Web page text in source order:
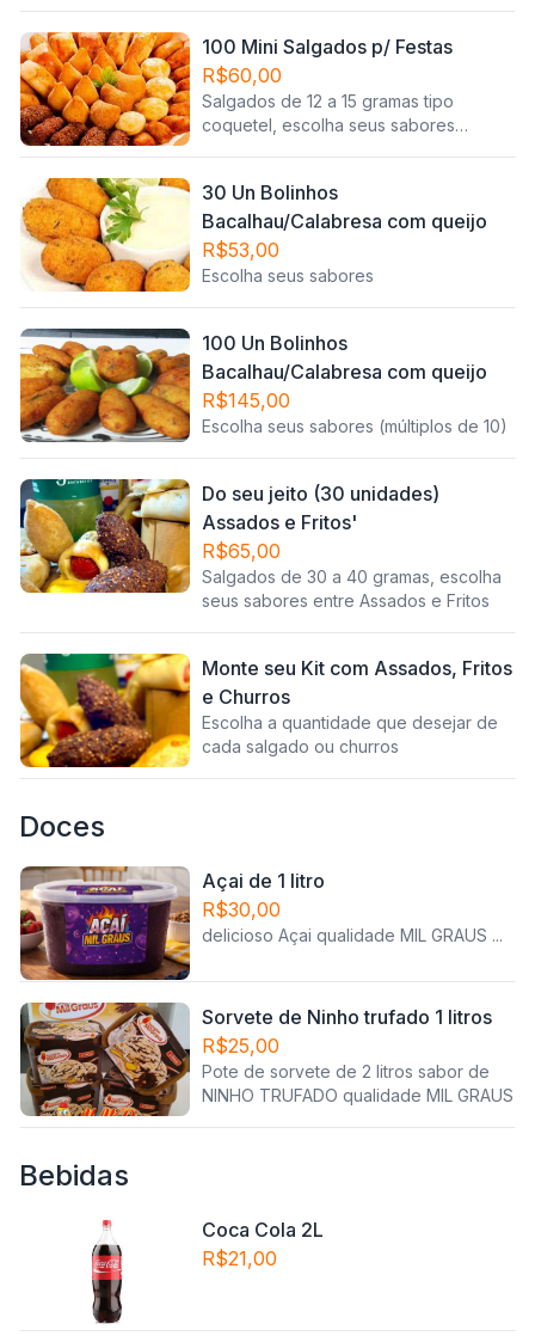
100 Mini Salgados p/ Festas
R$60,00
Salgados de 12 a 15 gramas tipo
coquetel, escolha seus sabores
30 Un Bolinhos
Bacalhau/Calabresa com queijo
R$53,00
Escolha seus sabores
100 Un Bolinhos
Bacalhau/Calabresa com queijo
R$145,00
Escolha seus sabores (múltiplos de 10)
Do seu jeito (30 unidades)
Assados e Fritos'
R$65,00
Salgados de 30 a 40 gramas, escolha
seus sabores entre Assados e Fritos
Monte seu Kit com Assados, Fritos
e Churros
Escolha a quantidade que desejar de
cada salgado ou churros
Doces
Açai de 1 litro
R$30,00
delicioso Açai qualidade MIL GRAUS ...
Sorvete de Ninho trufado 1 litros
R$25,00
Pote de sorvete de 2 litros sabor de
NINHO TRUFADO qualidade MIL GRAUS
Bebidas
Coca Cola 2L
R$21,00